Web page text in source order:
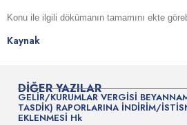
DIĞER YAZILAR
GELİR/KURUMLAR VERGİSİ
TASDİK) RAPORLARINA İNDİRİM/
EKLENMESİ Hk
Konu ile ilgili dökümanın tamamını ekte
Kaynak